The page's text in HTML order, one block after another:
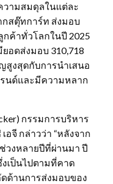
วามสมดุลในแต่ละ
กสตุ๊ทการ์ท ส่งมอบ
กค้าทั่วโลกในปี 2025
อดส่งมอบ 310,718
สูงสุดกับการนำเสนอ
นด์และมีความหลาก
กรรมการบริหาร
อจี กล่าวว่า “หลังจาก
วงหลายปีที่ผ่านมา ปี
เป็นไปตามที่คาด
ด้านการส่งมอบของ